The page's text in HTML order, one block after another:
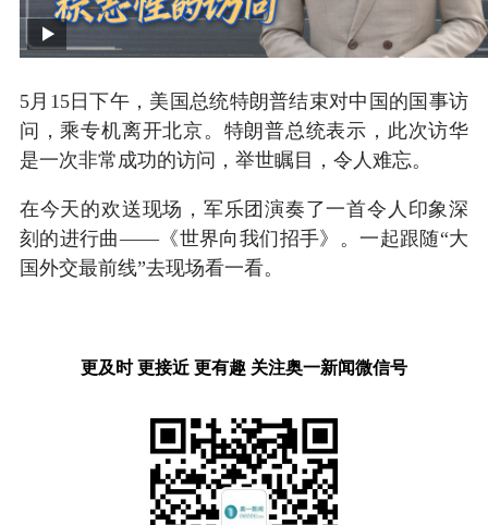
5月15日下午，美国总统特朗普结束对中国的国事访
问，乘专机离开北京。特朗普总统表示，此次访华
是一次非常成功的访问，举世瞩目，令人难忘。
在今天的欢送现场，军乐团演奏了一首令人印象深
刻的进行曲——《世界向我们招手》。一起跟随“大
国外交最前线”去现场看一看。
更及时 更接近 更有趣 关注奥一新闻微信号